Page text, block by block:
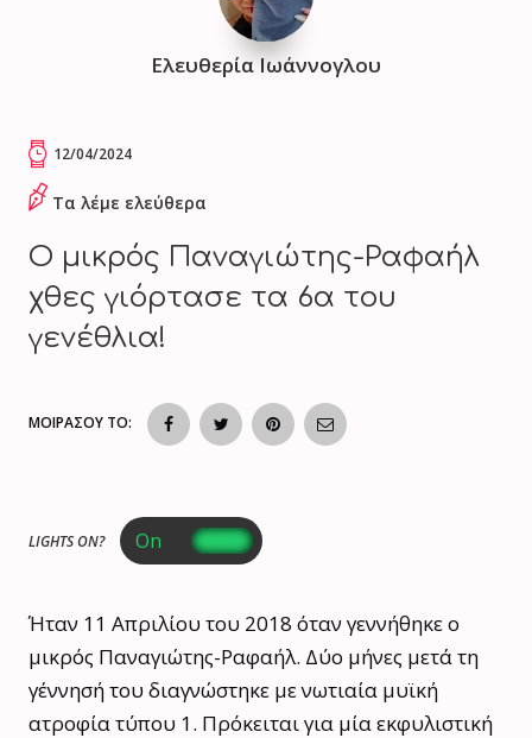
Ελευθερία Ιωάννογλου
12/04/2024
Τα λέμε ελεύθερα
Ο μικρός Παναγιώτης-Ραφαήλ
χθες γιόρτασε τα 6α του
γενέθλια!
ΜΟΙΡΑΣΟΥ ΤΟ:
LIGHTS ON?
Ήταν 11 Απριλίου του 2018 όταν γεννήθηκε ο
μικρός Παναγιώτης-Ραφαήλ. Δύο μήνες μετά τη
γέννησή του διαγνώστηκε με νωτιαία μυϊκή
ατροφία τύπου 1. Πρόκειται για μία εκφυλιστική